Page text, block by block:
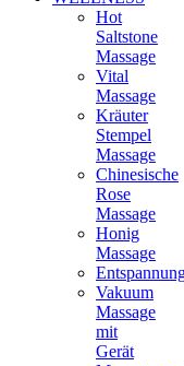
Hot
Saltstone
Massage
Vital
Massage
Kräuter
Stempel
Massage
Chinesische
Rose
Massage
Honig
Massage
Vakuum
Massage
mit
Gerät